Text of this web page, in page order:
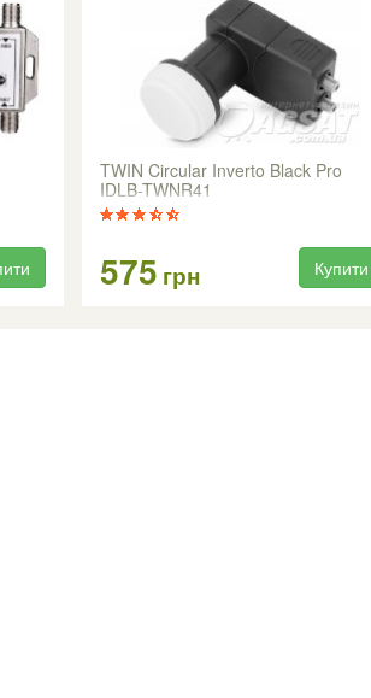
TWIN Circular Inverto Black Pro
IDLB-TWNR41
575 грн Купити